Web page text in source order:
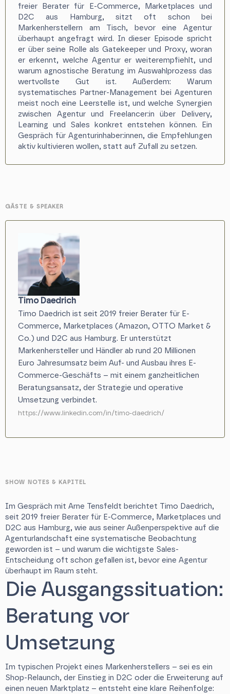
freier Berater für E-Commerce, Marketplaces und
D2C aus Hamburg, sitzt oft schon bei
Markenherstellern am Tisch, bevor eine Agentur
überhaupt angefragt wird. In dieser Episode spricht
er über seine Rolle als Gatekeeper und Proxy, woran
er erkennt, welche Agentur er weiterempfiehlt, und
warum agnostische Beratung im Auswahlprozess das
wertvollste Gut ist. Außerdem: Warum
systematisches Partner-Management bei Agenturen
meist noch eine Leerstelle ist, und welche Synergien
zwischen Agentur und Freelancer:in über Delivery,
Learning und Sales konkret entstehen können. Ein
Gespräch für Agenturinhaber:innen, die Empfehlungen
aktiv kultivieren wollen, statt auf Zufall zu setzen.
GÄSTE & SPEAKER
Timo Daedrich
Timo Daedrich ist seit 2019 freier Berater für E-
Commerce, Marketplaces (Amazon, OTTO Market &
Co.) und D2C aus Hamburg. Er unterstützt
Markenhersteller und Händler ab rund 20 Millionen
Euro Jahresumsatz beim Auf- und Ausbau ihres E-
Commerce-Geschäfts – mit einem ganzheitlichen
Beratungsansatz, der Strategie und operative
Umsetzung verbindet.
https://www.linkedin.com/in/timo-daedrich/
SHOW NOTES & KAPITEL
Im Gespräch mit Arne Tensfeldt berichtet Timo Daedrich,
seit 2019 freier Berater für E-Commerce, Marketplaces und
D2C aus Hamburg, wie aus seiner Außenperspektive auf die
Agenturlandschaft eine systematische Beobachtung
geworden ist – und warum die wichtigste Sales-
Entscheidung oft schon gefallen ist, bevor eine Agentur
überhaupt im Raum steht.
Die Ausgangssituation:
Beratung vor
Umsetzung
Im typischen Projekt eines Markenherstellers – sei es ein
Shop-Relaunch, der Einstieg in D2C oder die Erweiterung auf
einen neuen Marktplatz – entsteht eine klare Reihenfolge: